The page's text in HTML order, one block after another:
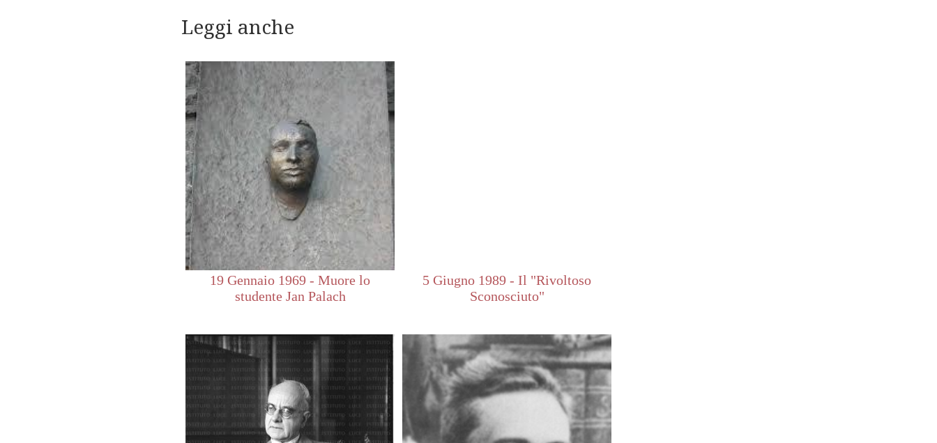
Leggi anche
19 Gennaio 1969 - Muore lo
studente Jan Palach
5 Giugno 1989 - Il "Rivoltoso
Sconosciuto"